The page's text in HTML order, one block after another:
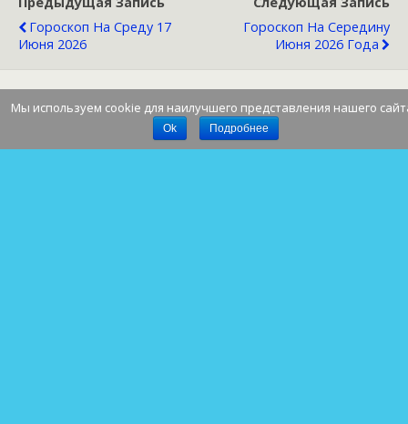
Гороскоп На Среду 17
Июня 2026
Гороскоп На Середину
Июня 2026 Года
Мы используем cookie для наилучшего представления нашего
Ok Подробнее
Наверх